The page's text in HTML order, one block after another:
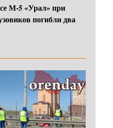
М-5 «Урал» при
погибли два